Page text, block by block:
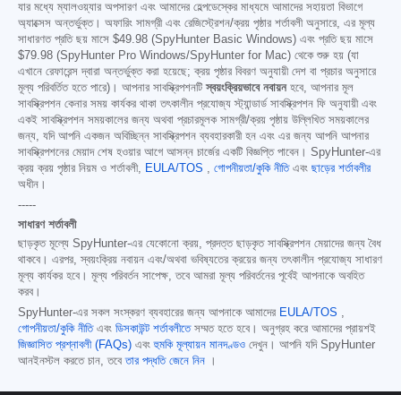
যার মধ্যে ম্যালওয়্যার অপসারণ এবং আমাদের হেল্পডেস্কের মাধ্যমে আমাদের সহায়তা বিভাগে
অ্যাক্সেস অন্তর্ভুক্ত। অফারিং সামগ্রী এবং রেজিস্ট্রেশন/ক্রয় পৃষ্ঠার শর্তাবলী অনুসারে, এর মূল্য
সাধারণত প্রতি ছয় মাসে $49.98 (SpyHunter Basic Windows) এবং প্রতি ছয় মাসে
$79.98 (SpyHunter Pro Windows/SpyHunter for Mac) থেকে শুরু হয় (যা
এখানে রেফারেন্স দ্বারা অন্তর্ভুক্ত করা হয়েছে; ক্রয় পৃষ্ঠার বিবরণ অনুযায়ী দেশ বা প্রচার অনুসারে
মূল্য পরিবর্তিত হতে পারে)। আপনার সাবস্ক্রিপশনটিস্বয়ংক্রিয়ভাবে নবায়নহবে, আপনার মূল
সাবস্ক্রিপশন কেনার সময় কার্যকর থাকা তৎকালীন প্রযোজ্য স্ট্যান্ডার্ড সাবস্ক্রিপশন ফি অনুযায়ী এবং
একই সাবস্ক্রিপশন সময়কালের জন্য অথবা প্রচারমূলক সামগ্রী/ক্রয় পৃষ্ঠায় উল্লিখিত সময়কালের
জন্য, যদি আপনি একজন অবিচ্ছিন্ন সাবস্ক্রিপশন ব্যবহারকারী হন এবং এর জন্য আপনি আপনার
সাবস্ক্রিপশনের মেয়াদ শেষ হওয়ার আগে আসন্ন চার্জের একটি বিজ্ঞপ্তি পাবেন। SpyHunter-এর
ক্রয় ক্রয় পৃষ্ঠার নিয়ম ও শর্তাবলী, EULA/TOS , গোপনীয়তা/কুকি নীতিএবং ছাড়ের শর্তাবলীর
অধীন।
-----
সাধারণ শর্তাবলী
ছাড়কৃত মূল্যে SpyHunter-এর যেকোনো ক্রয়, প্রদত্ত ছাড়কৃত সাবস্ক্রিপশন মেয়াদের জন্য বৈধ
থাকবে। এরপর, স্বয়ংক্রিয় নবায়ন এবং/অথবা ভবিষ্যতের ক্রয়ের জন্য তৎকালীন প্রযোজ্য সাধারণ
মূল্য কার্যকর হবে। মূল্য পরিবর্তন সাপেক্ষ, তবে আমরা মূল্য পরিবর্তনের পূর্বেই আপনাকে অবহিত
করব।
SpyHunter-এর সকল সংস্করণ ব্যবহারের জন্য আপনাকে আমাদের EULA/TOS ,
গোপনীয়তা/কুকি নীতিএবং ডিসকাউন্ট শর্তাবলীতেসম্মত হতে হবে। অনুগ্রহ করে আমাদের প্রায়শই
জিজ্ঞাসিত প্রশ্নাবলী (FAQs) এবংহুমকি মূল্যায়ন মানদণ্ডও দেখুন। আপনি যদি SpyHunter
আনইনস্টল করতে চান, তবেতার পদ্ধতি জেনে নিন ।